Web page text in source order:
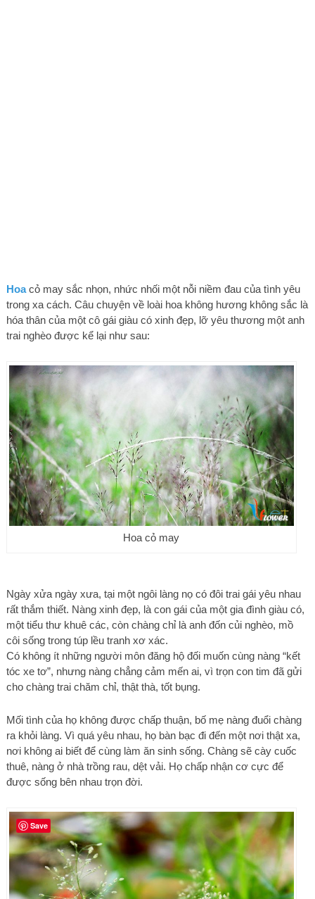
Hoacỏ may sắc nhọn, nhức nhối một nỗi niềm đau của tình yêu
trong xa cách. Câu chuyện về loài hoa không hương không sắc là
hóa thân của một cô gái giàu có xinh đẹp, lỡ yêu thương một anh
trai nghèo được kể lại như sau:
Hoa cỏ may
Ngày xửa ngày xưa, tại một ngôi làng nọ có đôi trai gái yêu nhau
rất thắm thiết. Nàng xinh đẹp, là con gái của một gia đình giàu có,
một tiểu thư khuê các, còn chàng chỉ là anh đốn củi nghèo, mồ
côi sống trong túp lều tranh xơ xác.
Có không ít những người môn đăng hộ đối muốn cùng nàng “kết
tóc xe tơ”, nhưng nàng chẳng cảm mến ai, vì trọn con tim đã gửi
cho chàng trai chăm chỉ, thật thà, tốt bụng.
Mối tình của họ không được chấp thuận, bố mẹ nàng đuổi chàng
ra khỏi làng. Vì quá yêu nhau, họ bàn bạc đi đến một nơi thật xa,
nơi không ai biết để cùng làm ăn sinh sống. Chàng sẽ cày cuốc
thuê, nàng ở nhà trồng rau, dệt vải. Họ chấp nhận cơ cực để
được sống bên nhau trọn đời.
Save